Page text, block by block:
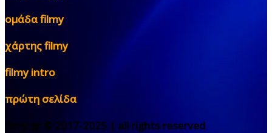
ομάδα filmy
χάρτης filmy
filmy intro
πρώτη σελίδα
filmy.gr © 2017-2025 | all rights reserved